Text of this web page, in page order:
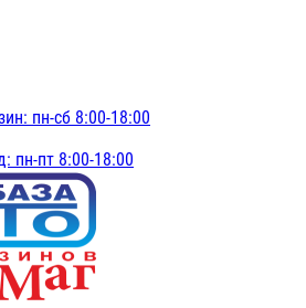
пн-сб 8:00-18:00
пн-пт 8:00-18:00